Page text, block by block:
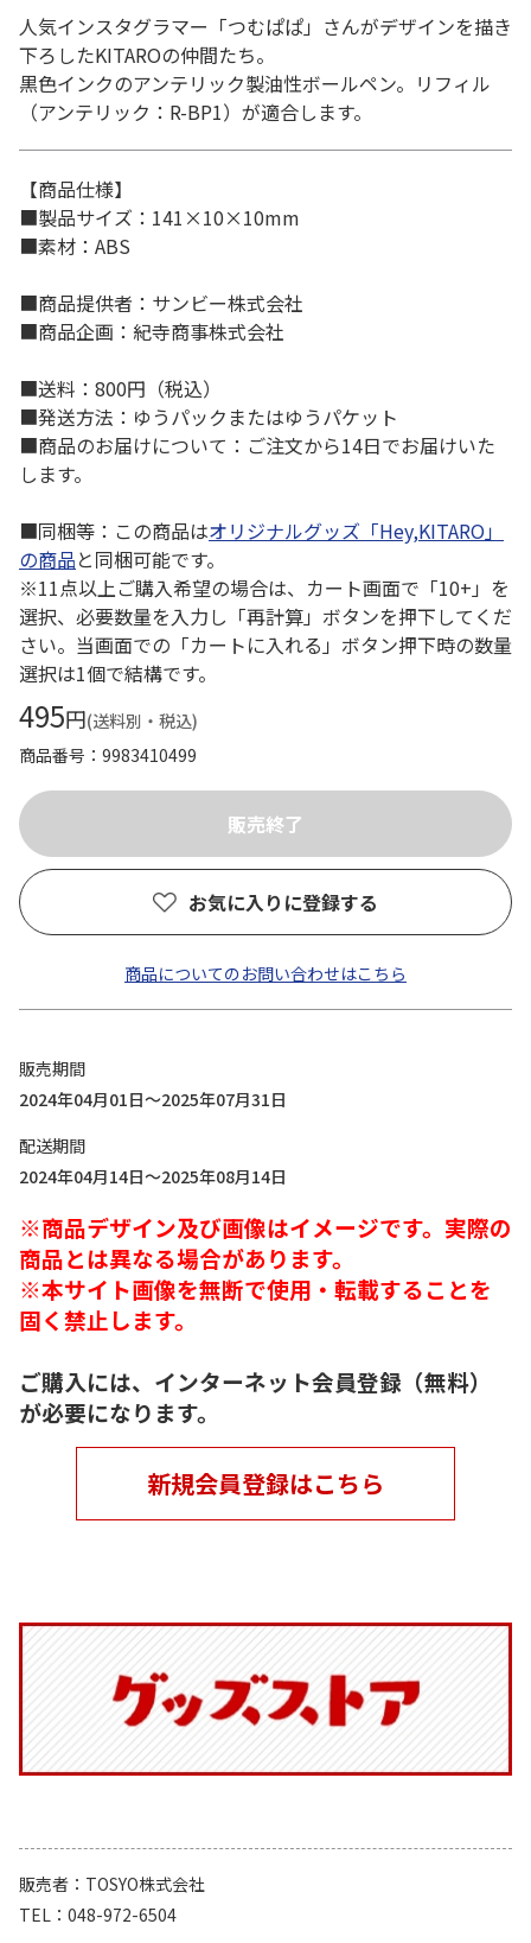
人気インスタグラマー「つむぱぱ」さんがデザインを描き
下ろしたKITAROの仲間たち。
黒色インクのアンテリック製油性ボールペン。リフィル
（アンテリック：R-BP1）が適合します。
【商品仕様】
■製品サイズ：141×10×10mm
■素材：ABS
■商品提供者：サンビー株式会社
■商品企画：紀寺商事株式会社
■送料：800円（税込）
■発送方法：ゆうパックまたはゆうパケット
■商品のお届けについて：ご注文から14日でお届けいた
します。
■同梱等：この商品はオリジナルグッズ「Hey,KITARO」
の商品と同梱可能です。
※11点以上ご購入希望の場合は、カート画面で「10+」を
選択、必要数量を入力し「再計算」ボタンを押下してくだ
さい。当画面での「カートに入れる」ボタン押下時の数量
選択は1個で結構です。
495円(送料別・税込)
商品番号
9983410499
お気に入りに登録する
商品についてのお問い合わせはこちら
販売期間
2024年04月01日～2025年07月31日
配送期間
2024年04月14日～2025年08月14日
※商品デザイン及び画像はイメージです。実際の
商品とは異なる場合があります。
※本サイト画像を無断で使用・転載することを
固く禁止します。
ご購入には、インターネット会員登録（無料）
が必要になります。
新規会員登録はこちら
販売者
TOSYO株式会社
TEL
048-972-6504